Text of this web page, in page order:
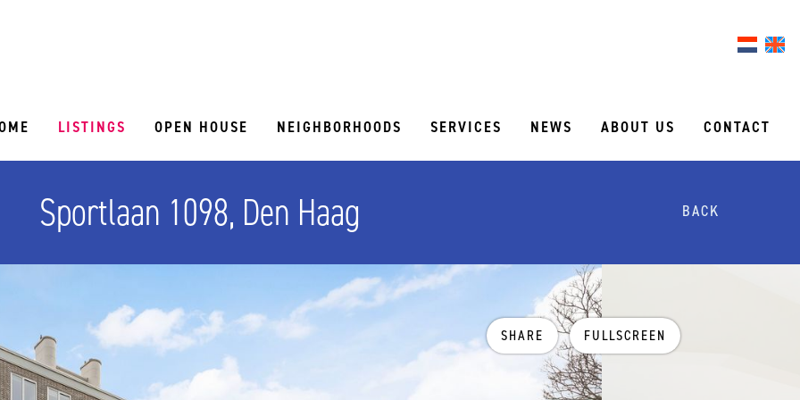
LISTINGS OPEN HOUSE NEIGHBORHOODS SERVICES NEWS ABOUT US CONTACT
Sportlaan 1098, Den Haag BACK
SHARE FULLSCREEN